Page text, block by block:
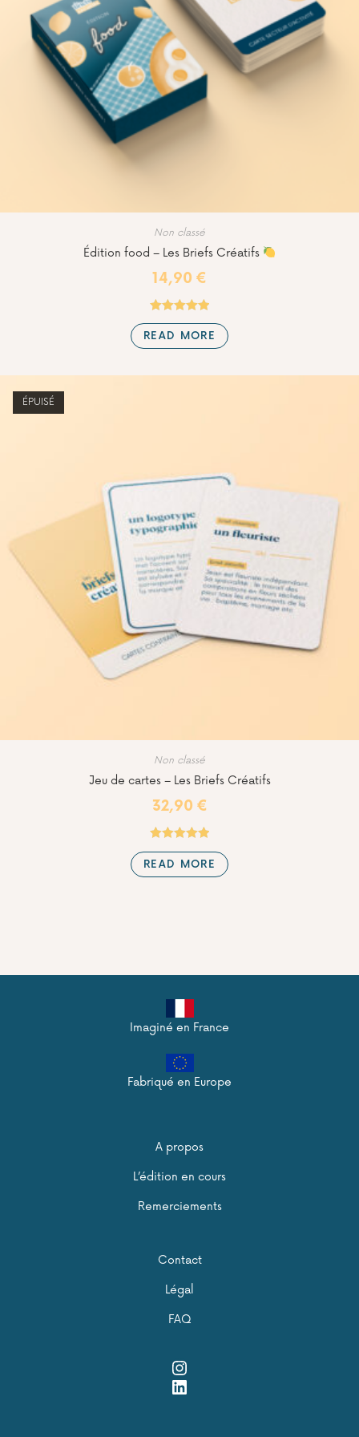
Non classé
Édition food – Les Briefs Créatifs
14,90 €
Rated5.00
out of 5
READ MORE
ÉPUISÉ
Non classé
Jeu de cartes – Les Briefs Créatifs
32,90 €
Rated4.98
out of 5
READ MORE
Imaginé en France
Fabriqué en Europe
A propos
L’édition en cours
Remerciements
Contact
Légal
FAQ
Instagram
LinkedIn